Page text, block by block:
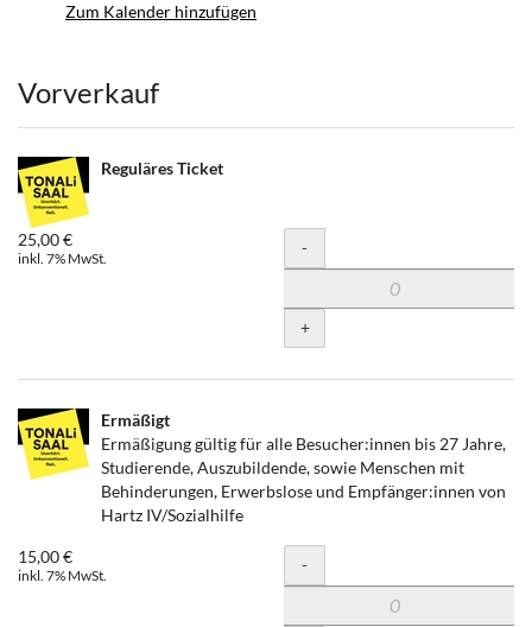
Zum Kalender hinzufügen
Produkte
Vorverkauf
Reguläres Ticket
25,00 €
inkl. 7% MwSt. Menge
-
+
Ermäßigt
Ermäßigung gültig für alle Besucher:innen bis 27 Jahre,
Studierende, Auszubildende, sowie Menschen mit
Behinderungen, Erwerbslose und Empfänger:innen von
Hartz IV/Sozialhilfe
15,00 €
inkl. 7% MwSt. Menge
-